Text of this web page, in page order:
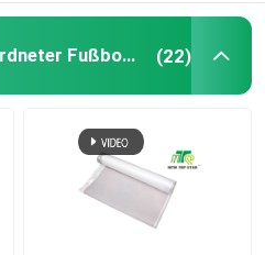
Lamellenförmig angeordneter Fußbodenunderlayment (22)